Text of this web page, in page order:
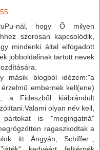
nál, hogy Ő milyen
szorosan kapcsolódik,
mindenki által elfogadott
jobboldalinak tartott nevek
másik blogból idézem:"a
embernek kell(ene)
a Fideszből kiábrándult
olyan név kell,
is "megingatná"
ragaszkodtak a
itt Ángyán, Schiffer..,